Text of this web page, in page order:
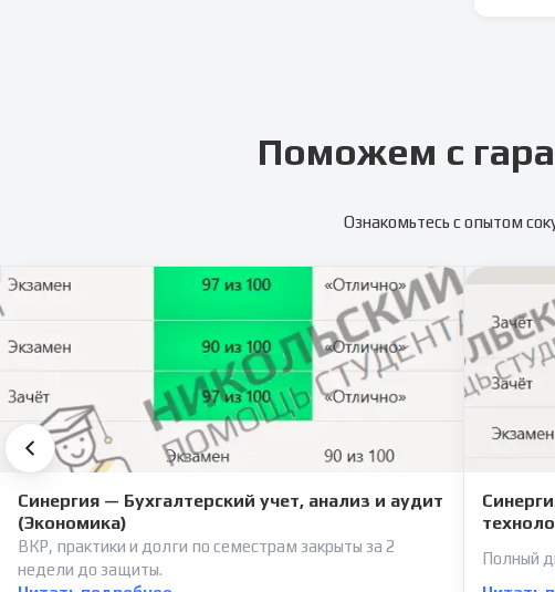
Поможем с
Ознакомьтесь с опытом
Синергия — Бухгалтерский учет, анализ и аудит
(Экономика)
ВКР, практики и долги по семестрам закрыты за 2
недели до защиты.
Полный